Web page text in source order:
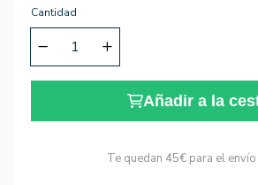
Cantidad
Añadir a la
Te quedan 45€ para el